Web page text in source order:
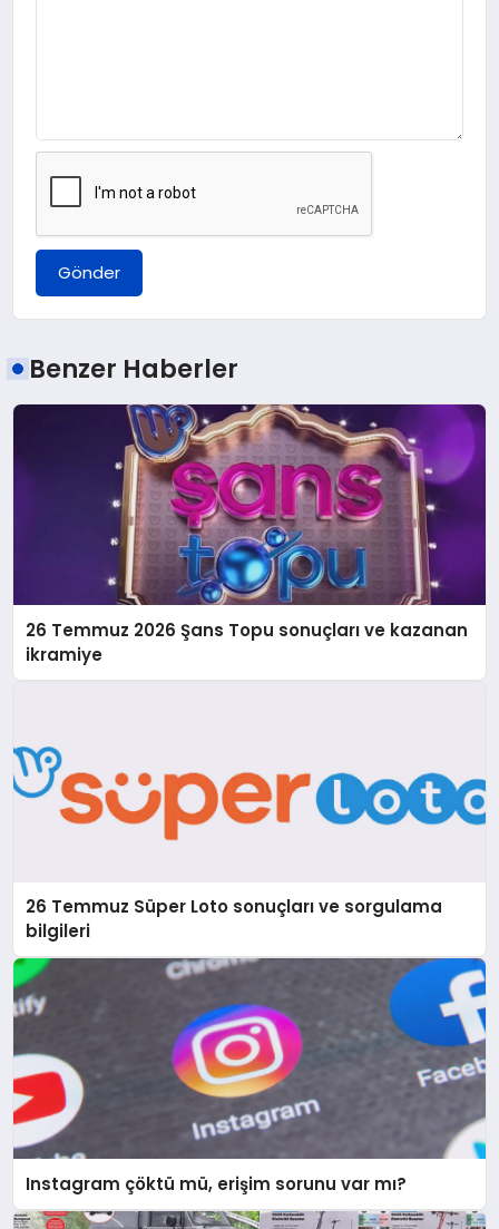
Gönder
Benzer Haberler
26 Temmuz 2026 Şans Topu sonuçları ve kazanan
ikramiye
26 Temmuz Süper Loto sonuçları ve sorgulama
bilgileri
Instagram çöktü mü, erişim sorunu var mı?